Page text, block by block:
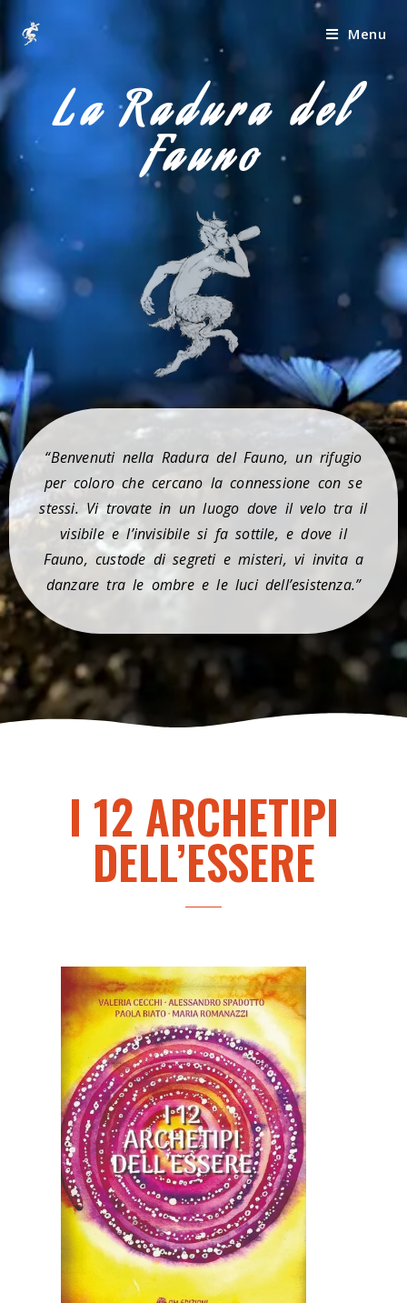
Menu
La Radura del
Fauno
“Benvenuti nella Radura del Fauno, un rifugio
per coloro che cercano la connessione con se
stessi. Vi trovate in un luogo dove il velo tra il
visibile e l’invisibile si fa sottile, e dove il
Fauno, custode di segreti e misteri, vi invita a
danzare tra le ombre e le luci dell’esistenza.”
I 12 ARCHETIPI
DELL’ESSERE